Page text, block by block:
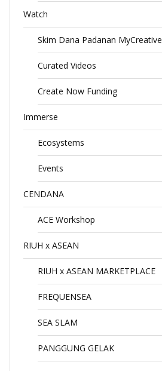
Watch
Skim Dana Padanan MyCreative
Curated Videos
Create Now Funding
Immerse
Ecosystems
Events
CENDANA
ACE Workshop
RIUH x ASEAN
RIUH x ASEAN MARKETPLACE
FREQUENSEA
SEA SLAM
PANGGUNG GELAK